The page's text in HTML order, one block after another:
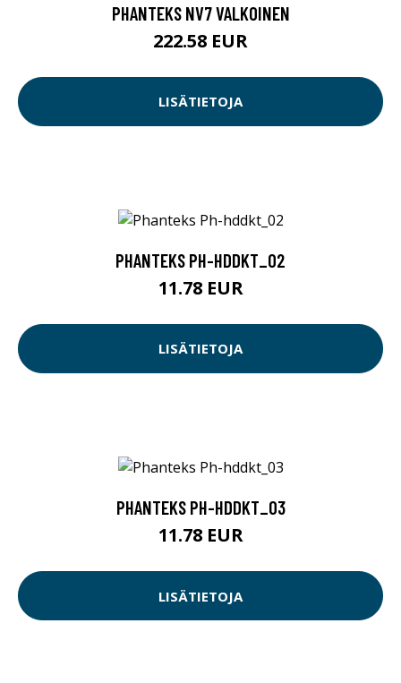
PHANTEKS NV7 VALKOINEN
222.58 EUR
LISÄTIETOJA
PHANTEKS PH-HDDKT_02
11.78 EUR
LISÄTIETOJA
PHANTEKS PH-HDDKT_03
11.78 EUR
LISÄTIETOJA